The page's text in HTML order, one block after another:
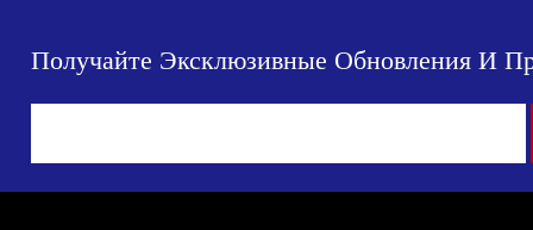
Получайте Эксклюзивные Обновления И